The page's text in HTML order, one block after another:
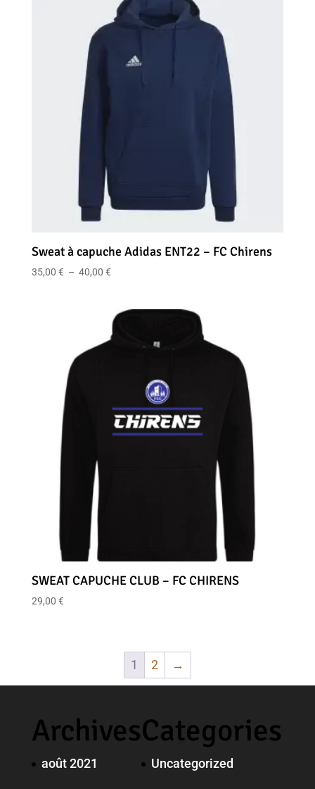
21,00 €
Sweat à capuche Adidas ENT22 – FC Chirens
35,00 € – 40,00 €Plage
35,00 €
à
SWEAT CAPUCHE CLUB – FC CHIRENS
29,00 €
1 2 →
Archives
août 2021
Categories
Uncategorized